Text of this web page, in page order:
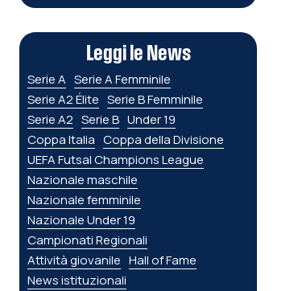
Leggi le News
Serie A Serie A Femminile
Serie A2 Élite Serie B Femminile
Serie A2 Serie B Under 19
Coppa Italia Coppa della Divisione
UEFA Futsal Champions League
Nazionale maschile
Nazionale femminile
Nazionale Under 19
Campionati Regionali
Attività giovanile Hall of Fame
News istituzionali